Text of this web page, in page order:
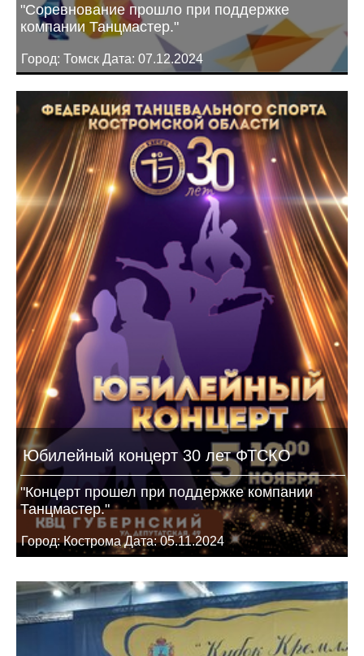
"Соревнование прошло при поддержке
компании Танцмастер."
Город: Томск Дата: 07.12.2024
Юбилейный концерт 30 лет ФТСКО
"Концерт прошел при поддержке компании
Танцмастер."
Город: Кострома Дата: 05.11.2024